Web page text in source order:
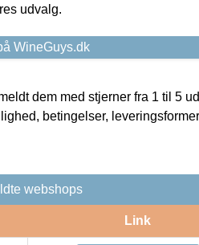
udvalg.
WineGuys.dk
dem med stjerner fra 1 til 5
betingelser,
webshops
Link